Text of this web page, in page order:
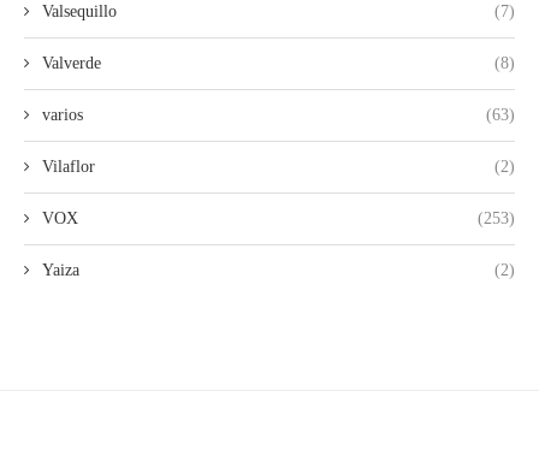
Valsequillo (7)
Valverde (8)
varios (63)
Vilaflor (2)
VOX (253)
Yaiza (2)